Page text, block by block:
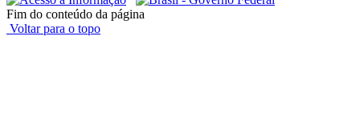
Fim do conteúdo da página
Voltar para o topo